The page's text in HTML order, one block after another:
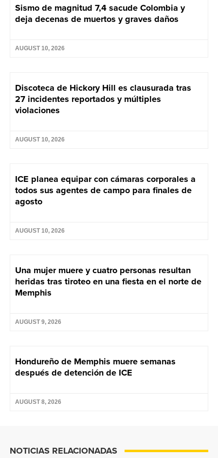
Sismo de magnitud 7,4 sacude Colombia y
deja decenas de muertos y graves daños
AUGUST 10, 2026
Discoteca de Hickory Hill es clausurada tras
27 incidentes reportados y múltiples
violaciones
AUGUST 10, 2026
ICE planea equipar con cámaras corporales a
todos sus agentes de campo para finales de
agosto
AUGUST 10, 2026
Una mujer muere y cuatro personas resultan
heridas tras tiroteo en una fiesta en el norte de
Memphis
AUGUST 9, 2026
Hondureño de Memphis muere semanas
después de detención de ICE
AUGUST 8, 2026
NOTICIAS RELACIONADAS